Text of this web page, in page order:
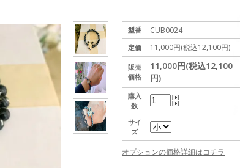
型番 CUB0024
定価 11,000円(税込12,100円)
販売
価格
11,000円(税込12,100
円)
購入
数
サイ
ズ
オプションの価格詳細はコチラ